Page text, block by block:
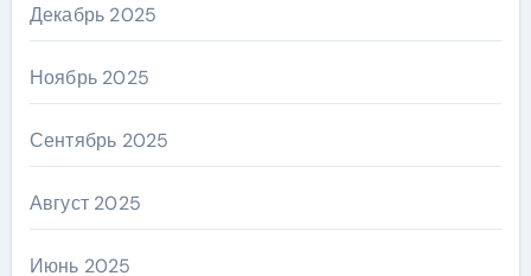
Декабрь 2025
Ноябрь 2025
Сентябрь 2025
Август 2025
Июнь 2025